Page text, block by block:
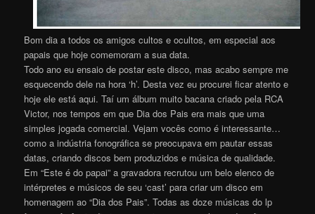
Bom dia a todos os amigos cultos e ocultos, em especial aos
papais que hoje comemoram a sua data.
Todo ano eu ensaio de postar este disco, mas acabo sempre me
esquecendo dele na hora ‘h’. Desta vez eu procurei ficar atento e
hoje ele está aqui. Taí um álbum muito bacana criado pela RCA
Victor, nos tempos em que Dia dos Pais era mais que uma
simples jogada comercial. Vejam vocês como é interessante…
como a indústria fonográfica se preocupava em pautar essas
datas, criando discos bem produzidos e música de qualidade.
Em “Este é do papai” a gravadora recrutou um belo elenco de
intérpretes e músicos de seu ‘cast’ para criar um disco em
homenagem ao “Dia dos Pais”. Todas as doze músicas do lp